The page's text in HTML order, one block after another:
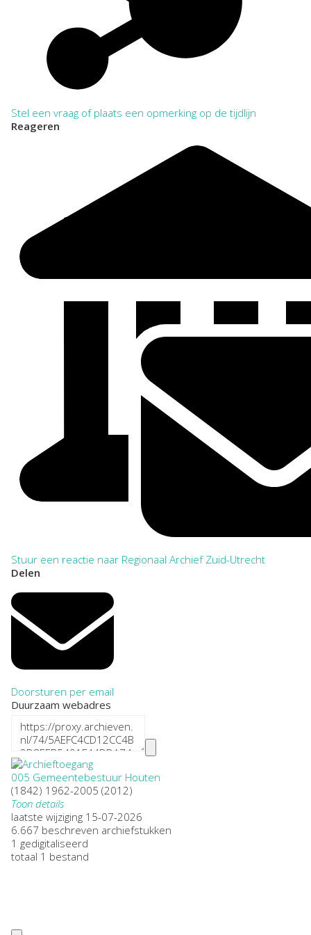
Families en Personen
Huizen
Stel een vraag of plaats een opmerking op de tijdlijn
Reageren
Stuur een reactie naar Regionaal Archief Zuid-Utrecht
Delen
Doorsturen per email
Duurzaam webadres
005 Gemeentebestuur Houten
(1842) 1962-2005 (2012)
Toon details
Datering:
(1842) 1962-2005 (2012)
Plaatsnaam:
Houten, 't Goy, Schalkwijk, Tull en 't Waal
laatste wijziging 15-07-2026
6.667 beschreven archiefstukken
1 gedigitaliseerd
totaal 1 bestand